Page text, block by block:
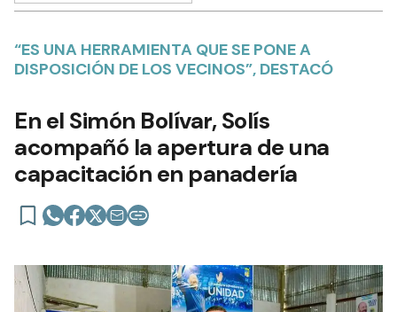
“ES UNA HERRAMIENTA QUE SE PONE A
DISPOSICIÓN DE LOS VECINOS”, DESTACÓ
En el Simón Bolívar, Solís
acompañó la apertura de una
capacitación en panadería